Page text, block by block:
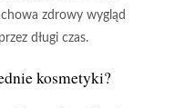
zdrowy wygląd
długi czas.
kosmetyki?